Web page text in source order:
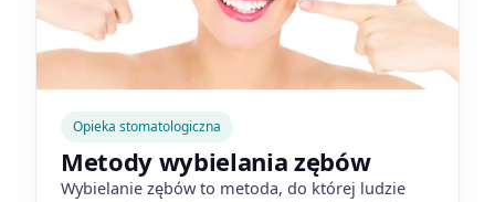
Opieka stomatologiczna
Metody wybielania zębów
Wybielanie zębów to metoda, do której ludzie